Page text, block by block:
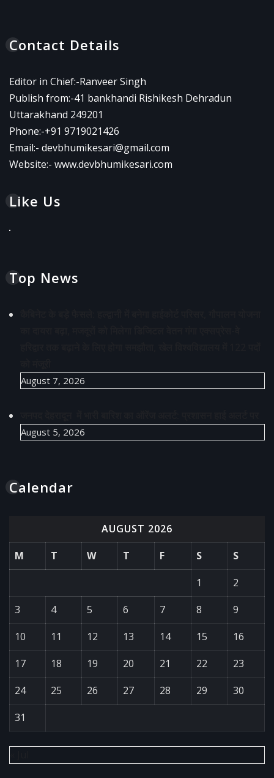
Contact Details
Editor in Chief:-Ranveer Singh
Publish from:-41 bankhandi Rishikesh Dehradun
Uttarakhand 249201
Phone:-+91 9719021426
Email:- devbhumikesari@gmail.com
Website:- www.devbhumikesari.com
Like Us
Top News
August 7, 2026
August 5, 2026
Calendar
AUGUST 2026
M
T W T F S
S
1
2
3
4 5 6 7 8
9
10
11 12 13 14 15
16
17
18 19 20 21 22
23
24
25 26 27 28 29
30
31